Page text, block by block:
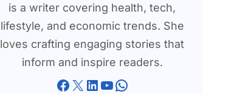
is a writer covering health, tech,
lifestyle, and economic trends. She
loves crafting engaging stories that
inform and inspire readers.
Facebook X LinkedIn YouTube WhatsApp